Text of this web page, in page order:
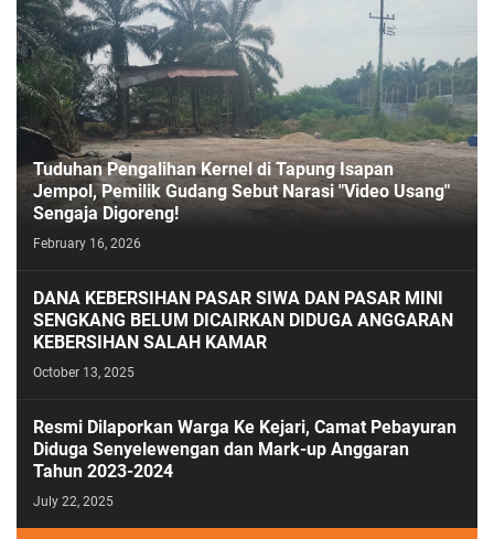
Tuduhan Pengalihan Kernel di Tapung Isapan
Jempol, Pemilik Gudang Sebut Narasi "Video Usang"
Sengaja Digoreng!
February 16, 2026
DANA KEBERSIHAN PASAR SIWA DAN PASAR MINI
SENGKANG BELUM DICAIRKAN DIDUGA ANGGARAN
KEBERSIHAN SALAH KAMAR
October 13, 2025
Resmi Dilaporkan Warga Ke Kejari, Camat Pebayuran
Diduga Senyelewengan dan Mark-up Anggaran
Tahun 2023-2024
July 22, 2025